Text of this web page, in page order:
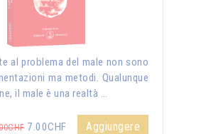
al problema del male non sono
ma metodi. Qualunque
il male è una realtà …
7.00CHF Aggiungere